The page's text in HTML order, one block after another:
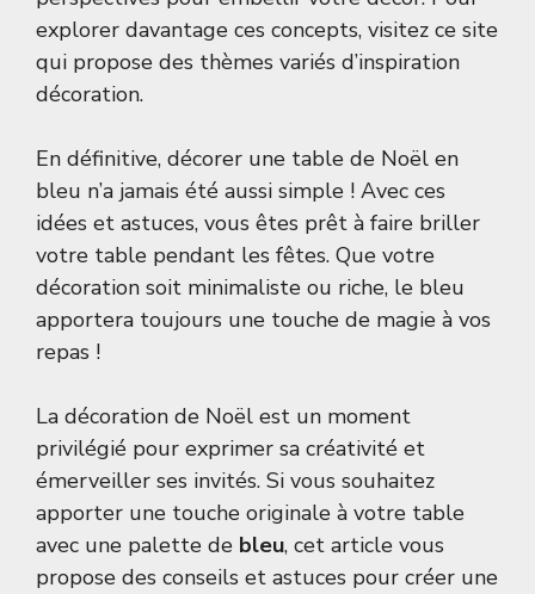
explorer davantage ces concepts, visitez ce site
qui propose des thèmes variés d’inspiration
décoration.
En définitive, décorer une table de Noël en
bleu n’a jamais été aussi simple ! Avec ces
idées et astuces, vous êtes prêt à faire briller
votre table pendant les fêtes. Que votre
décoration soit minimaliste ou riche, le bleu
apportera toujours une touche de magie à vos
repas !
La décoration de Noël est un moment
privilégié pour exprimer sa créativité et
émerveiller ses invités. Si vous souhaitez
apporter une touche originale à votre table
avec une palette de bleu, cet article vous
propose des conseils et astuces pour créer une